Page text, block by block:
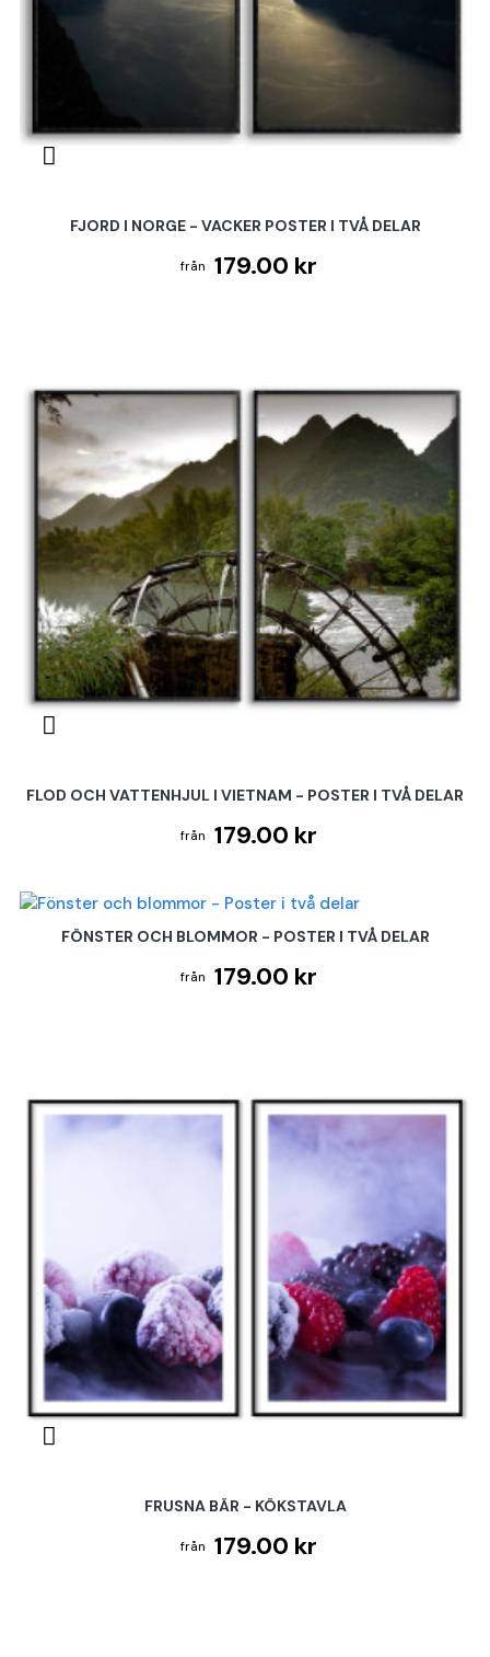
FJORD I NORGE - VACKER POSTER I TVÅ DELAR
179.00 kr
FLOD OCH VATTENHJUL I VIETNAM - POSTER I TVÅ DELAR
179.00 kr
FÖNSTER OCH BLOMMOR - POSTER I TVÅ DELAR
179.00 kr
FRUSNA BÄR - KÖKSTAVLA
179.00 kr